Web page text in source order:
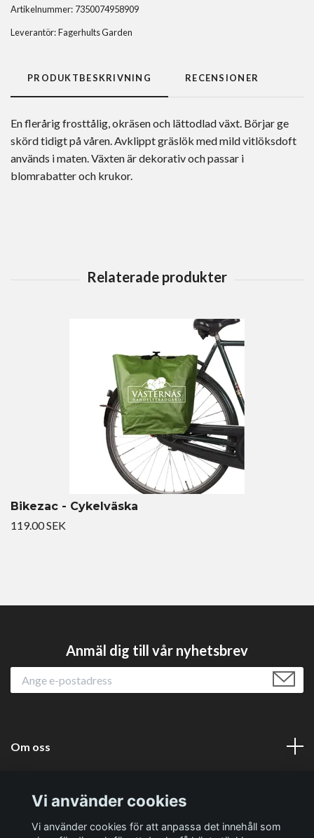
Artikelnummer: 7350074958909
Leverantör:Fagerhults Garden
PRODUKTBESKRIVNING RECENSIONER
En flerårig frosttålig, okräsen och lättodlad växt. Börjar ge
skörd tidigt på våren. Avklippt gräslök med mild vitlöksdoft
används i maten. Växten är dekorativ och passar i
blomrabatter och krukor.
Bikezac - Cykelväska
119.00 SEK
Anmäl dig till vår nyhetsbrev
Om oss
Sociala medier
Vi använder cookies
Vi använder cookies för att anpassa det innehåll som